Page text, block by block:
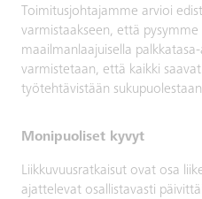
Toimitusjohtajamme arvioi
varmistaakseen, että pysymme
maailmanlaajuisella
varmistetaan, että kaikki
työtehtävistään
Monipuoliset kyvyt
Liikkuvuusratkaisut ovat osa
ajattelevat osallistavasti